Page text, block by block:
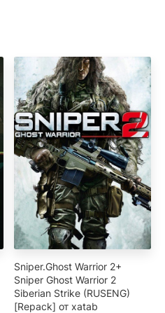
Sniper.Ghost Warrior 2+
Sniper Ghost Warrior 2
Siberian Strike (RUSENG)
[Repack] от xatab